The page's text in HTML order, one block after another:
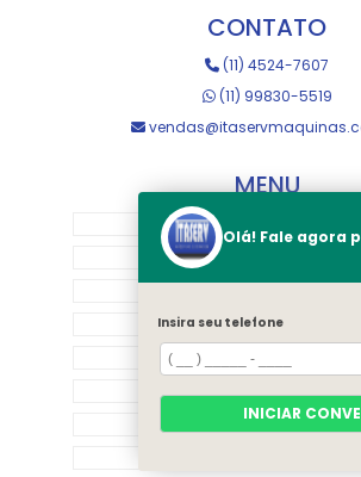
CONTATO
(11) 4524-7607
(11) 99830-5519
MENU
MANUTENÇÃO E
LOJA
EQUIPAMENTOS
RASTREAMENTO
CONTATO
Olá! Fale agora
Insira seu telefone
INICIAR